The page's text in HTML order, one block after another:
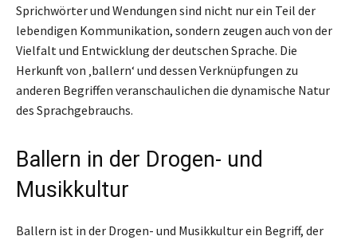
Sprichwörter und Wendungen sind nicht nur ein Teil der
lebendigen Kommunikation, sondern zeugen auch von der
Vielfalt und Entwicklung der deutschen Sprache. Die
Herkunft von ‚ballern‘ und dessen Verknüpfungen zu
anderen Begriffen veranschaulichen die dynamische Natur
des Sprachgebrauchs.
Ballern in der Drogen- und
Musikkultur
Ballern ist in der Drogen- und Musikkultur ein Begriff, der